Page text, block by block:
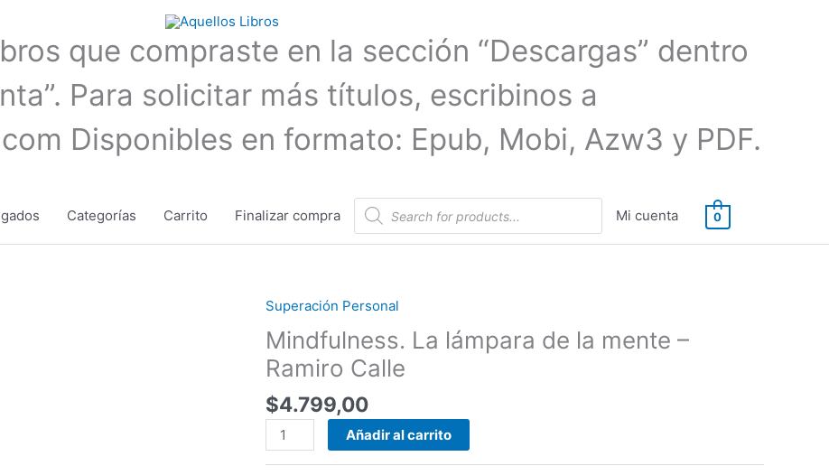
que compraste en la sección “Descargas” dentro
Para solicitar más títulos, escribinos a
Disponibles en formato: Epub, Mobi, Azw3 y PDF.
Categorías Carrito Finalizar compra
Búsqueda
de
productos
Mi cuenta 0
Superación Personal
Mindfulness. La lámpara de la mente –
Ramiro Calle
$4.799,00
Mindfulness.
La
lámpara
de
la
mente
Ramiro
Añadir al carrito